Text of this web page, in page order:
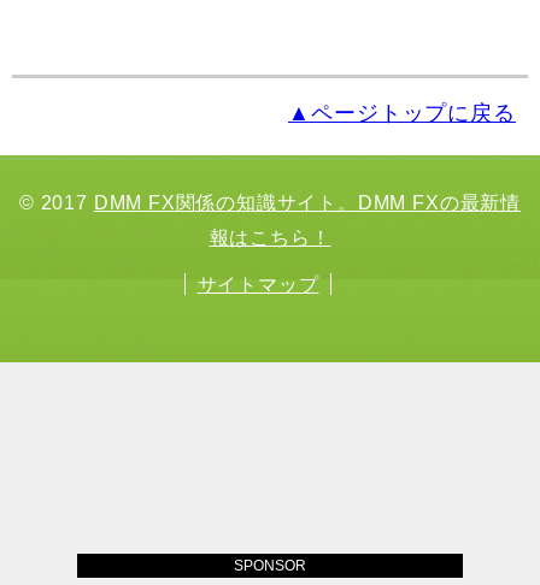
▲ページトップに戻る
© 2017 DMM FX関係の知識サイト。DMM FXの最新情
報はこちら！
サイトマップ
SPONSOR